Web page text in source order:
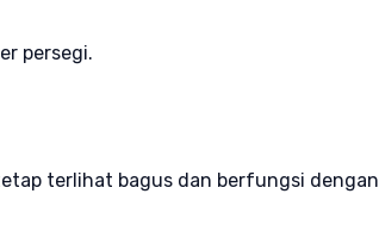
persegi.
terlihat bagus dan berfungsi